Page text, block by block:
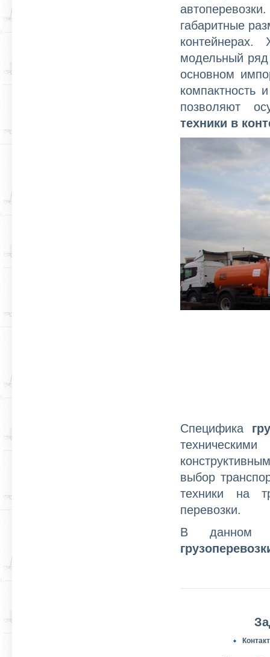
габаритные
модельный ряд
основном
компактность
позволяют
техники в
Специфика
выбор
техники на
перевозки.
В данном